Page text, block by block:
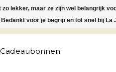
Cadeaubonnen
lekker, maar ze zijn wel belangrijk
voor je begrip en tot snel bij La